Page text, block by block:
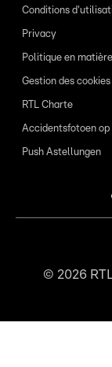
Conditions
Privacy
Politique en
Gestion des cookies
RTL Charte
Accidentsfotoen op
Push Astellungen
© 2026